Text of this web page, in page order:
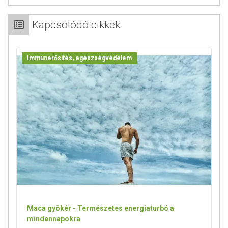
Gyártja és forgalmazza:
BGB Interherb Kft.
A termék nem helyettesíti a kiegyensúlyozott, vegyes étrendet és
az egészséges életmódot! A termék nem gyógyít betegségeket!
A termék nem az orvosi kezelés helyettesítésére alkalmas!
Betegség esetén használatát beszélje meg kezelőorvosával. Az
ajánlott napi fogyasztási mennyiséget ne lépje túl! Ne szedje a
készítményt, ha az összetevők bármelyikére érzékeny vagy
allergiás! Kisgyermektől elzárva tartandó!
Kapcsolódó cikkek
Immunerősítés, egészségvédelem
Maca gyökér - Természetes energiaturbó a
mindennapokra